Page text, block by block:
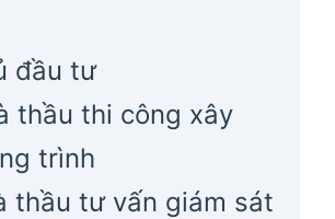
đầu tư
thầu thi công xây
trình
thầu tư vấn giám sát